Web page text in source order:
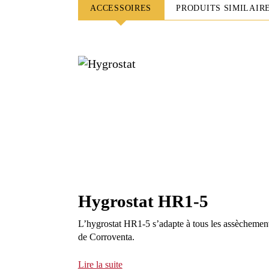
ACCESSOIRES PRODUITS
Hygrostat HR1-5
L’hygrostat HR1-5 s’adapte à tous les
de Corroventa.
Lire la suite